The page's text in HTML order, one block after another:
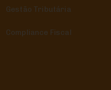
Gestão Tributária
Compliance Fiscal